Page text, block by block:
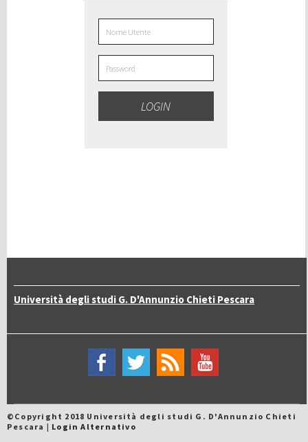
LOGIN
Università degli studi G. D'Annunzio Chieti Pescara
©Copyright 2018 Università degli studi G. D'Annunzio Chieti
Pescara | Login Alternativo